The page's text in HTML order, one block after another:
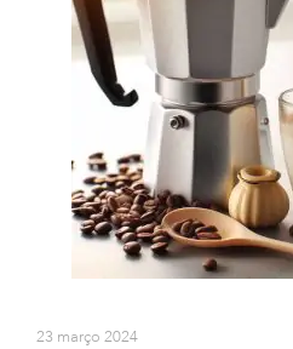
23 março 2024